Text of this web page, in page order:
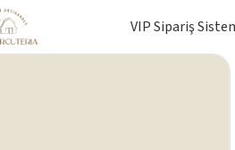
VIP Sipariş